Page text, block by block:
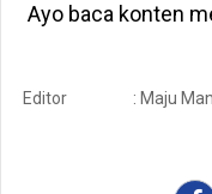
Ayo baca konten
Editor : Maju